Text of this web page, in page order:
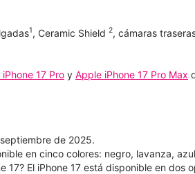
1, Ceramic Shield 2, cámaras
17 Pro y Apple iPhone 17 Pro Max
de 2025.
en cinco colores: negro, lavanza,
El iPhone 17 está disponible en dos